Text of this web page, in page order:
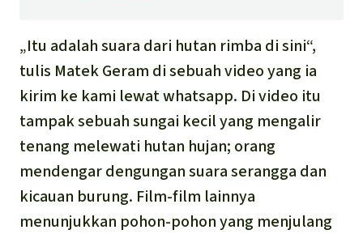
„Itu adalah suara dari hutan rimba di sini“,
tulis Matek Geram di sebuah video yang ia
kirim ke kami lewat whatsapp. Di video itu
tampak sebuah sungai kecil yang mengalir
tenang melewati hutan hujan; orang
mendengar dengungan suara serangga dan
kicauan burung. Film-film lainnya
menunjukkan pohon-pohon yang menjulang